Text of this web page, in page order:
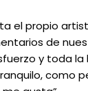
el propio
de
y toda la
como